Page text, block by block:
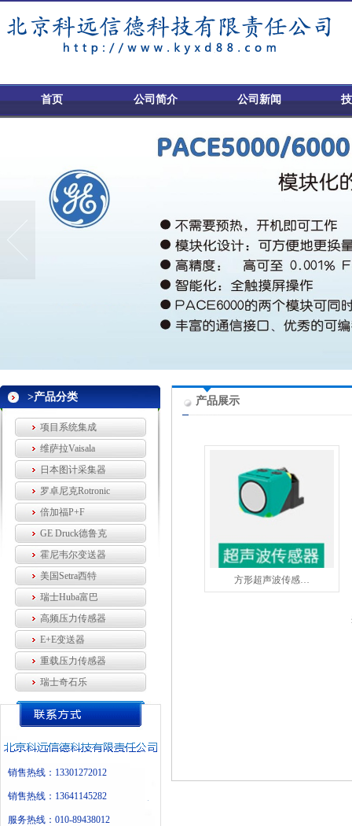
首页 公司简介 公司新闻
>产品分类
项目系统集成
维萨拉Vaisala
日本图计采集器
罗卓尼克Rotronic
倍加福P+F
GE Druck德鲁克
霍尼韦尔变送器
美国Setra西特
瑞士Huba富巴
高频压力传感器
E+E变送器
重载压力传感器
瑞士奇石乐
销售热线：13301272012
销售热线：13641145282
服务热线：010-89438012
产品展示
方形超声波传感…